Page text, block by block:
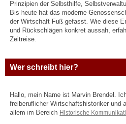
Prinzipien der Selbsthilfe,
Bis heute hat das moderne
der Wirtschaft Fuß gefasst. Wie diese
und Rückschlägen konkret aussah,
Zeitreise.
Wer schreibt hier?
Hallo, mein Name ist Marvin Brendel.
freiberuflicher Wirtschaftshistoriker und
allem im Bereich Historische